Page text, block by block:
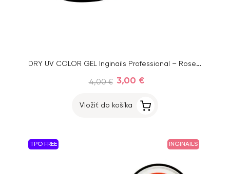
DRY UV COLOR GEL Inginails Professional – Rose Red 125, 5ml
4,00 € 3,00 €
Vložiť do košíka
TPO FREE INGINAILS